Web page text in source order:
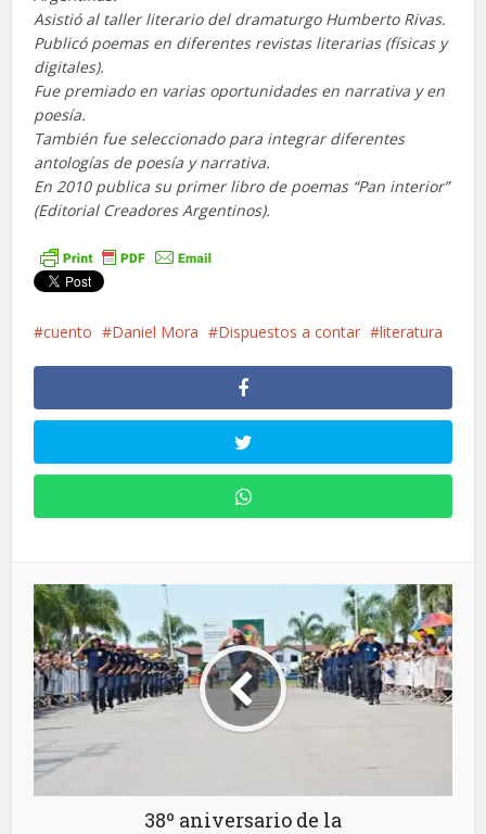
Asistió al taller literario del dramaturgo Humberto Rivas.
Publicó poemas en diferentes revistas literarias (físicas y
digitales).
Fue premiado en varias oportunidades en narrativa y en
poesía.
También fue seleccionado para integrar diferentes
antologías de poesía y narrativa.
En 2010 publica su primer libro de poemas “Pan interior”
(Editorial Creadores Argentinos).
cuento Daniel Mora Dispuestos a contar literatura
38º aniversario de la